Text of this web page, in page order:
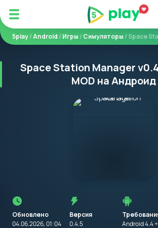
5play/Android /Игры /Симуляторы / Space
Space Station Manager
MOD на Андроид
Обновлено
04.06.2026, 01:04
Версия
0.4.5
Android 4.4 +